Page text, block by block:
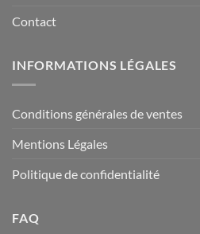
Contact
INFORMATIONS LÉGALES
Conditions générales de ventes
Mentions Légales
Politique de confidentialité
FAQ